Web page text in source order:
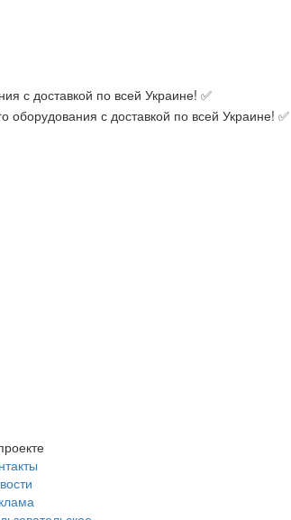
с доставкой по всей Украине! ✅